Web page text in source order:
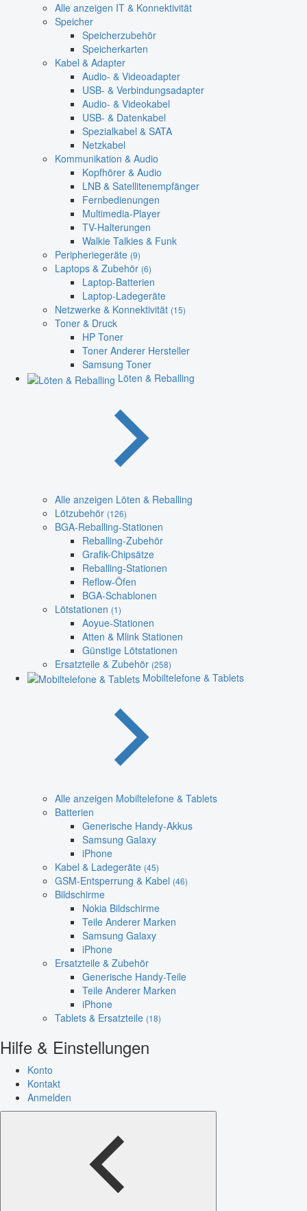
Alle anzeigen IT & Konnektivität
Speicher
Speicherzubehör
Speicherkarten
Kabel & Adapter
Audio- & Videoadapter
USB- & Verbindungsadapter
Audio- & Videokabel
USB- & Datenkabel
Spezialkabel & SATA
Netzkabel
Kommunikation & Audio
Kopfhörer & Audio
LNB & Satellitenempfänger
Fernbedienungen
Multimedia-Player
TV-Halterungen
Walkie Talkies & Funk
Peripheriegeräte (9)
Laptops & Zubehör (6)
Laptop-Batterien
Laptop-Ladegeräte
Netzwerke & Konnektivität (15)
Toner & Druck
HP Toner
Toner Anderer Hersteller
Samsung Toner
Löten & Reballing
Alle anzeigen Löten & Reballing
Lötzubehör (126)
BGA-Reballing-Stationen
Reballing-Zubehör
Grafik-Chipsätze
Reballing-Stationen
Reflow-Öfen
BGA-Schablonen
Lötstationen (1)
Aoyue-Stationen
Atten & Mlink Stationen
Günstige Lötstationen
Ersatzteile & Zubehör (258)
Mobiltelefone & Tablets
Alle anzeigen Mobiltelefone & Tablets
Batterien
Generische Handy-Akkus
Samsung Galaxy
iPhone
Kabel & Ladegeräte (45)
GSM-Entsperrung & Kabel (46)
Bildschirme
Nokia Bildschirme
Teile Anderer Marken
Samsung Galaxy
iPhone
Ersatzteile & Zubehör
Generische Handy-Teile
Teile Anderer Marken
iPhone
Tablets & Ersatzteile (18)
Hilfe & Einstellungen
Konto
Kontakt
Anmelden